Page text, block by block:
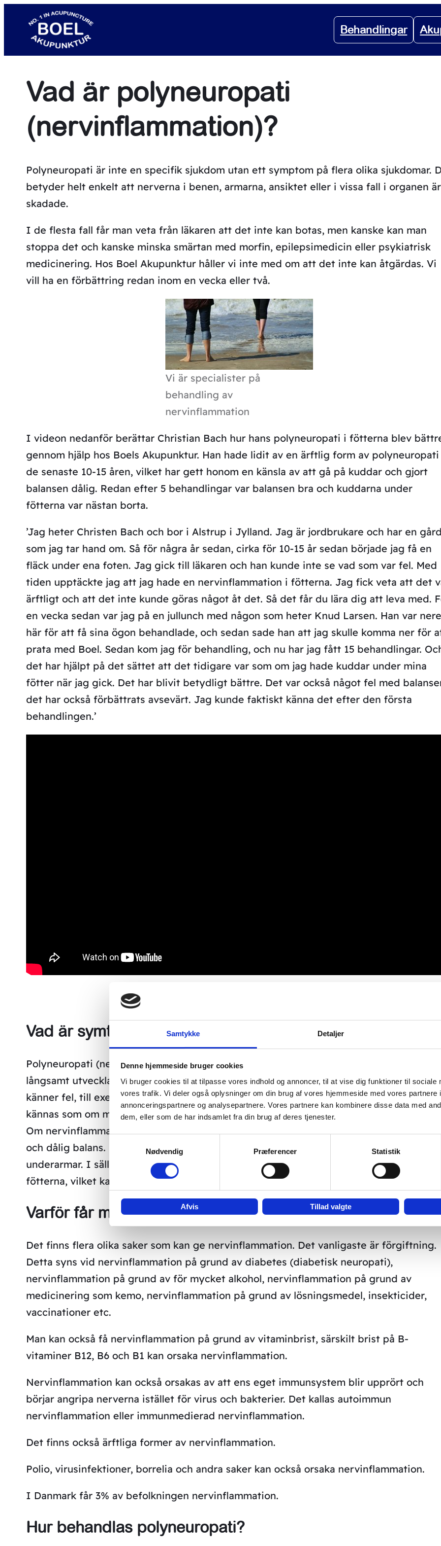
Samtykke Detaljer
Denne hjemmeside bruger cookies
Vi bruger cookies til at tilpasse vores indhold og annoncer, til at vise dig funktioner til sociale
vores trafik. Vi deler også oplysninger om din brug af vores hjemmeside med vores partnere
annonceringspartnere og analysepartnere. Vores partnere kan kombinere disse data med
dem, eller som de har indsamlet fra din brug af deres tjenester.
Nødvendig
Præferencer Statistik
Afvis Tillad valgte
innehåll
Behandlingar
Vad är polyneuropati
(nervinflammation)?
Polyneuropati är inte en specifik sjukdom utan ett symptom på flera olika sjukdomar.
betyder helt enkelt att nerverna i benen, armarna, ansiktet eller i vissa fall i organen är
skadade.
I de flesta fall får man veta från läkaren att det inte kan botas, men kanske kan man
stoppa det och kanske minska smärtan med morfin, epilepsimedicin eller psykiatrisk
medicinering. Hos Boel Akupunktur håller vi inte med om att det inte kan åtgärdas. Vi
vill ha en förbättring redan inom en vecka eller två.
Vi är specialister på
behandling av
nervinflammation
I videon nedanför berättar Christian Bach hur hans polyneuropati i fötterna blev
gennom hjälp hos Boels Akupunktur. Han hade lidit av en ärftlig form av polyneuropati
de senaste 10-15 åren, vilket har gett honom en känsla av att gå på kuddar och gjort
balansen dålig. Redan efter 5 behandlingar var balansen bra och kuddarna under
fötterna var nästan borta.
’Jag heter Christen Bach och bor i Alstrup i Jylland. Jag är jordbrukare och har en gård
som jag tar hand om. Så för några år sedan, cirka för 10-15 år sedan började jag få en
fläck under ena foten. Jag gick till läkaren och han kunde inte se vad som var fel. Med
tiden upptäckte jag att jag hade en nervinflammation i fötterna. Jag fick veta att det
ärftligt och att det inte kunde göras något åt det. Så det får du lära dig att leva med.
en vecka sedan var jag på en jullunch med någon som heter Knud Larsen. Han var nere
här för att få sina ögon behandlade, och sedan sade han att jag skulle komma ner för
prata med Boel. Sedan kom jag för behandling, och nu har jag fått 15 behandlingar.
det har hjälpt på det sättet att det tidigare var som om jag hade kuddar under mina
fötter när jag gick. Det har blivit betydligt bättre. Det var också något fel med
det har också förbättrats avsevärt. Jag kunde faktiskt känna det efter den första
behandlingen.’
Vad är symtomen på polyneuropati?
Polyneuropati (nervinflammation) börjar hos de flesta i fötterna med en domning som
långsamt utvecklas till en känsla av ”att gå på bomull”. Det kan också resultera i att
känner fel, till exempel kan kalla fötter kännas heta och tvärtom. När man går kan det
kännas som om man har en sten i sina skor, men när man letar efter den finns det ingen.
Om nervinflammationen blir allvarligare kan du få kraftigt skärande smärtor i fötterna
och dålig balans. Hos vissa når den hela vägen upp till knäna och kan angripa händer
underarmar. I sällsynta fall förlorar du kraften i musklerna och benen ”kollapsar” i
fötterna, vilket kan vara mycket smärtsamt.
Varför får man polyneuropati?
Det finns flera olika saker som kan ge nervinflammation. Det vanligaste är förgiftning.
Detta syns vid nervinflammation på grund av diabetes (diabetisk neuropati),
nervinflammation på grund av för mycket alkohol, nervinflammation på grund av
medicinering som kemo, nervinflammation på grund av lösningsmedel, insekticider,
vaccinationer etc.
Man kan också få nervinflammation på grund av vitaminbrist, särskilt brist på B-
vitaminer B12, B6 och B1 kan orsaka nervinflammation.
Nervinflammation kan också orsakas av att ens eget immunsystem blir upprört och
börjar angripa nerverna istället för virus och bakterier. Det kallas autoimmun
nervinflammation eller immunmedierad nervinflammation.
Det finns också ärftliga former av nervinflammation.
Polio, virusinfektioner, borrelia och andra saker kan också orsaka nervinflammation.
I Danmark får 3% av befolkningen nervinflammation.
Hur behandlas polyneuropati?